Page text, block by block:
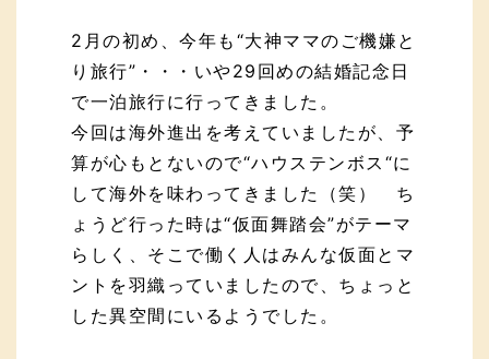
2月の初め、今年も“大神ママのご機嫌と
り旅行”・・・いや29回めの結婚記念日
で一泊旅行に行ってきました。
今回は海外進出を考えていましたが、予
算が心もとないので“ハウステンボス“に
して海外を味わってきました（笑） ち
ょうど行った時は“仮面舞踏会”がテーマ
らしく、そこで働く人はみんな仮面とマ
ントを羽織っていましたので、ちょっと
した異空間にいるようでした。